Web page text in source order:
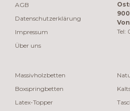
AGB
Datenschutzerklärung
Impressum
Über uns
Tel:
Massivholzbetten
Boxspringbetten
Latex-Topper